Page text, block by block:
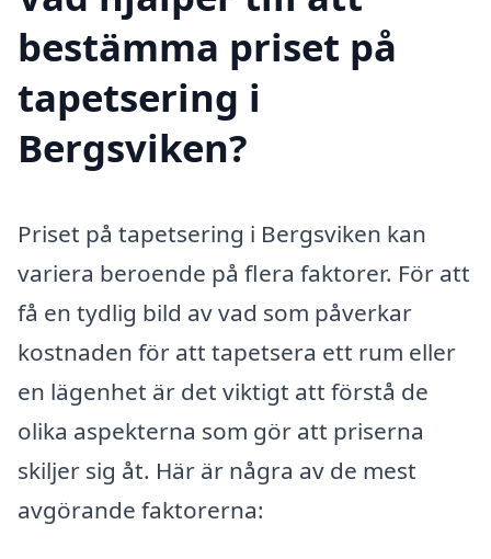
bestämma priset på
tapetsering i
Bergsviken?
Priset på tapetsering i Bergsviken kan
variera beroende på flera faktorer. För att
få en tydlig bild av vad som påverkar
kostnaden för att tapetsera ett rum eller
en lägenhet är det viktigt att förstå de
olika aspekterna som gör att priserna
skiljer sig åt. Här är några av de mest
avgörande faktorerna: